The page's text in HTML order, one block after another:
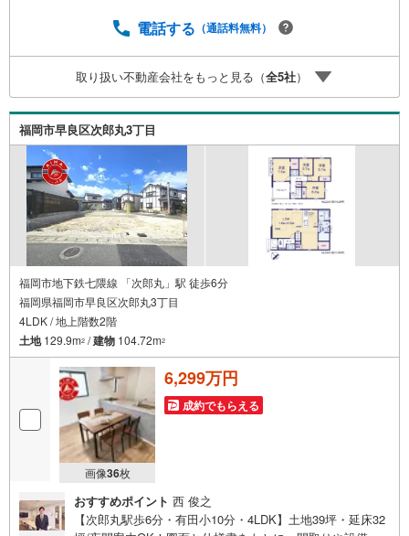
ー・防犯シャッター・シャッター・雨戸も備えます。■アイ
長50年の返済プランもご用意平日も夜間もご見学OK/ご自
宅・最寄り駅まで送迎無料/オンライン相談OK「見るだ
け」「ローン相談だけ」でも歓迎します他社でローンが難
しいと言われた方、転職後で審査にご不安の方もご相談く
ださい
電話する （通話料無料）
取り扱い不動産会社をもっと見る（全5社）
福岡市早良区次郎丸3丁目
福岡市地下鉄七隈線 「次郎丸」駅 徒歩6分
福岡県福岡市早良区次郎丸3丁目
4LDK / 地上階数2階
土地129.9m2 /建物 104.72m2
画像36枚
6,299万円
成約でもらえる
おすすめポイント 西 俊之
【次郎丸駅歩6分・有田小10分・4LDK】土地39坪・延床32